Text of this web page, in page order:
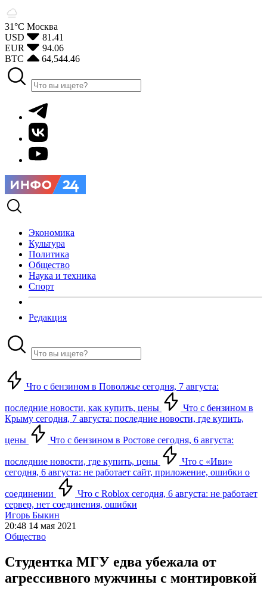
31°С Москва
USD
81.41
EUR
94.06
BTC
64,544.46
Экономика
Культура
Политика
Общество
Наука и техника
Спорт
Редакция
Что с бензином в Поволжье сегодня, 7 августа:
последние новости, как купить, цены
Что с бензином в
Крыму сегодня, 7 августа: последние новости, где купить,
цены Что с бензином в Ростове сегодня, 6 августа:
последние новости, где купить, цены
Что с «Иви»
сегодня, 6 августа: не работает сайт, приложение, ошибки о
соединении
Что с Roblox сегодня, 6 августа: не работает
сервер, нет соединения, ошибки
Игорь Быкин
20:48 14 мая 2021
Общество
Студентка МГУ едва убежала от
агрессивного мужчины с монтировкой